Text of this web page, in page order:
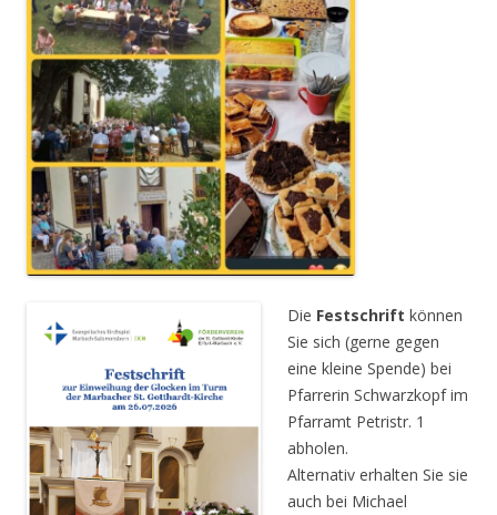
Die Festschrift können
Sie sich (gerne gegen
eine kleine Spende) bei
Pfarrerin Schwarzkopf im
Pfarramt Petristr. 1
abholen.
Alternativ erhalten Sie sie
auch bei Michael